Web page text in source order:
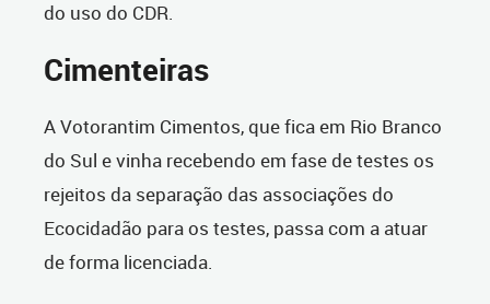
do uso do CDR.
Cimenteiras
A Votorantim Cimentos, que fica em Rio Branco
do Sul e vinha recebendo em fase de testes os
rejeitos da separação das associações do
Ecocidadão para os testes, passa com a atuar
de forma licenciada.